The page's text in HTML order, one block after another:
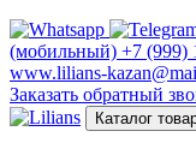
(мобильный) +7 (999)
www.lilians-
Заказать обратный
Каталог